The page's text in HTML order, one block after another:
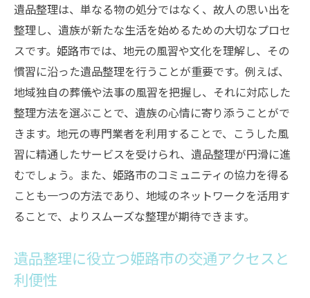
大型ごみやリサイクル品の処理手続き
自治体サービスの利用でコストを抑える方
法
申請から利用までのプロセスを理解する
先を見越した計画的な遺品整理の進め方
心にゆとりを持つための遺品整理のステップと
心構え
心の整理と遺品整理のバランスを取る方法
遺品整理を始める前に心の準備を整える
感情に負担をかけない整理の進め方
家族や友人との話し合いを大切にする
遺品整理は、単なる物の処分ではなく、故人の思い出を
整理し、遺族が新たな生活を始めるための大切なプロセ
スです。姫路市では、地元の風習や文化を理解し、その
慣習に沿った遺品整理を行うことが重要です。例えば、
地域独自の葬儀や法事の風習を把握し、それに対応した
整理方法を選ぶことで、遺族の心情に寄り添うことがで
きます。地元の専門業者を利用することで、こうした風
習に精通したサービスを受けられ、遺品整理が円滑に進
むでしょう。また、姫路市のコミュニティの協力を得る
ことも一つの方法であり、地域のネットワークを活用す
ることで、よりスムーズな整理が期待できます。
遺品整理に役立つ姫路市の交通アクセスと
利便性